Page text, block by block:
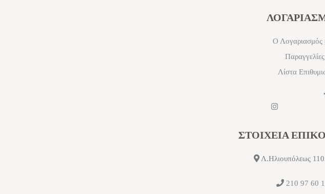
Ο Λογαριασμός
Παραγγελίες
Λίστα
ΣΤΟΙΧΕΙΑ
Λ.Ηλιουπόλεως
210 97 60